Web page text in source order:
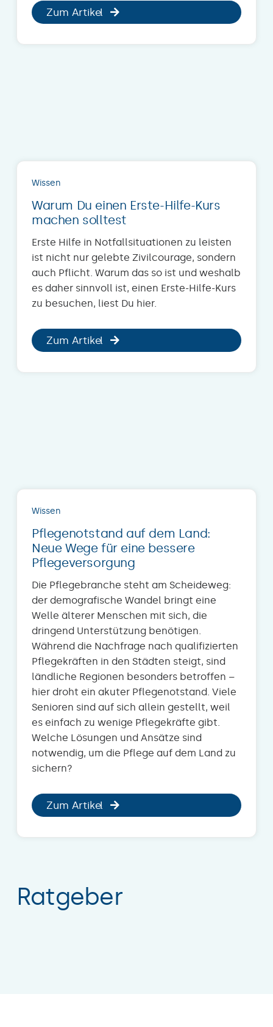
Ratgeber
Zum Artikel
Wissen
Warum Du einen Erste-Hilfe-Kurs
machen solltest
Erste Hilfe in Notfallsituationen zu leisten
ist nicht nur gelebte Zivilcourage, sondern
auch Pflicht. Warum das so ist und weshalb
es daher sinnvoll ist, einen Erste-Hilfe-Kurs
zu besuchen, liest Du hier.
Zum Artikel
Wissen
Pflegenotstand auf dem Land:
Neue Wege für eine bessere
Pflegeversorgung
Die Pflegebranche steht am Scheideweg:
der demografische Wandel bringt eine
Welle älterer Menschen mit sich, die
dringend Unterstützung benötigen.
Während die Nachfrage nach qualifizierten
Pflegekräften in den Städten steigt, sind
ländliche Regionen besonders betroffen –
hier droht ein akuter Pflegenotstand. Viele
Senioren sind auf sich allein gestellt, weil
es einfach zu wenige Pflegekräfte gibt.
Welche Lösungen und Ansätze sind
notwendig, um die Pflege auf dem Land zu
sichern?
Zum Artikel